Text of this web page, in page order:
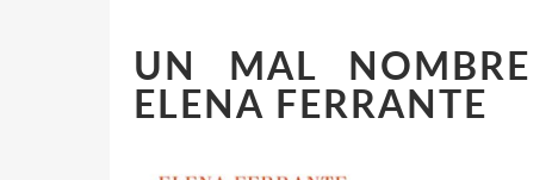
UN MAL
ELENA FERRANTE